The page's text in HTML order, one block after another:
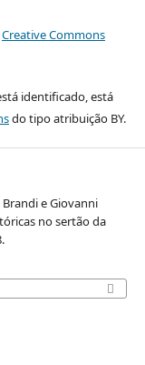
Creative Commons
identificado, está
do tipo atribuição BY.
e Giovanni
no sertão da